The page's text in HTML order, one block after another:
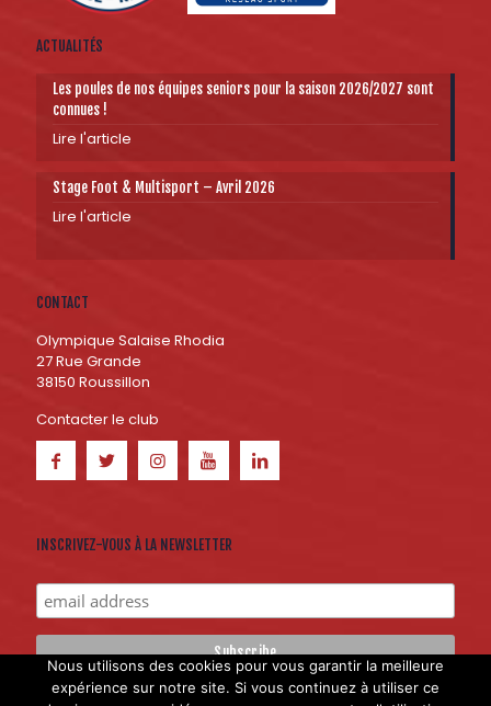
ACTUALITÉS
Les poules de nos équipes seniors pour la saison 2026/2027 sont
connues !
Lire l'article
Stage Foot & Multisport – Avril 2026
Lire l'article
CONTACT
Olympique Salaise Rhodia
27 Rue Grande
38150 Roussillon
Contacter le club
INSCRIVEZ-VOUS À LA NEWSLETTER
Nous utilisons des cookies pour vous garantir la meilleure
expérience sur notre site. Si vous continuez à utiliser ce